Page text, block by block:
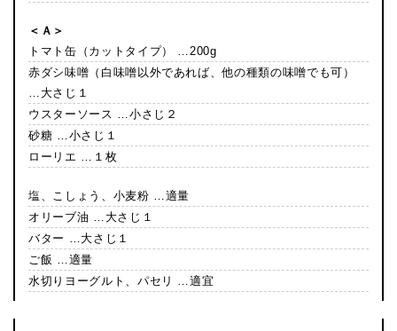
＜Ａ＞
トマト缶（カットタイプ） …200g
赤ダシ味噌（白味噌以外であれば、他の種類の味噌でも可）
…大さじ１
ウスターソース …小さじ２
砂糖 …小さじ１
ローリエ …１枚
塩、こしょう、小麦粉 …適量
オリーブ油 …大さじ１
バター …大さじ１
ご飯 …適量
水切りヨーグルト、パセリ …適宜